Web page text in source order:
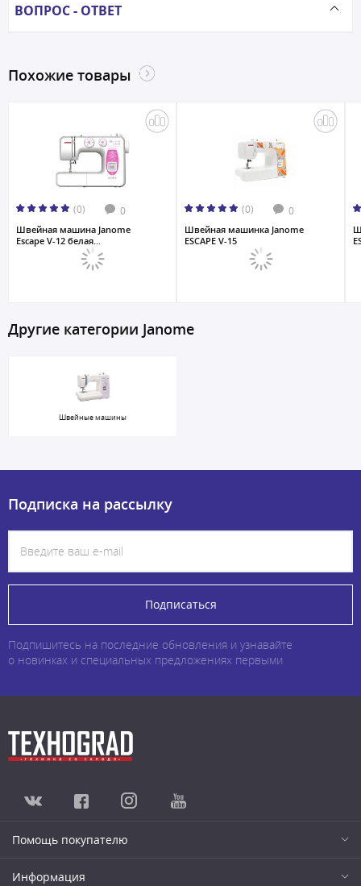
ВОПРОС - ОТВЕТ
Похожие товары
(0) 0
Швейная машина Janome
Escape V-12 белая...
(0) 0
Швейная машинка Janome
ESCAPE V-15
Другие категории Janome
Швейные машины
Подписка на рассылку
Подписаться
Подпишитесь на последние обновления и узнавайте
о новинках и специальных предложениях первыми
Помощь покупателю
Информация